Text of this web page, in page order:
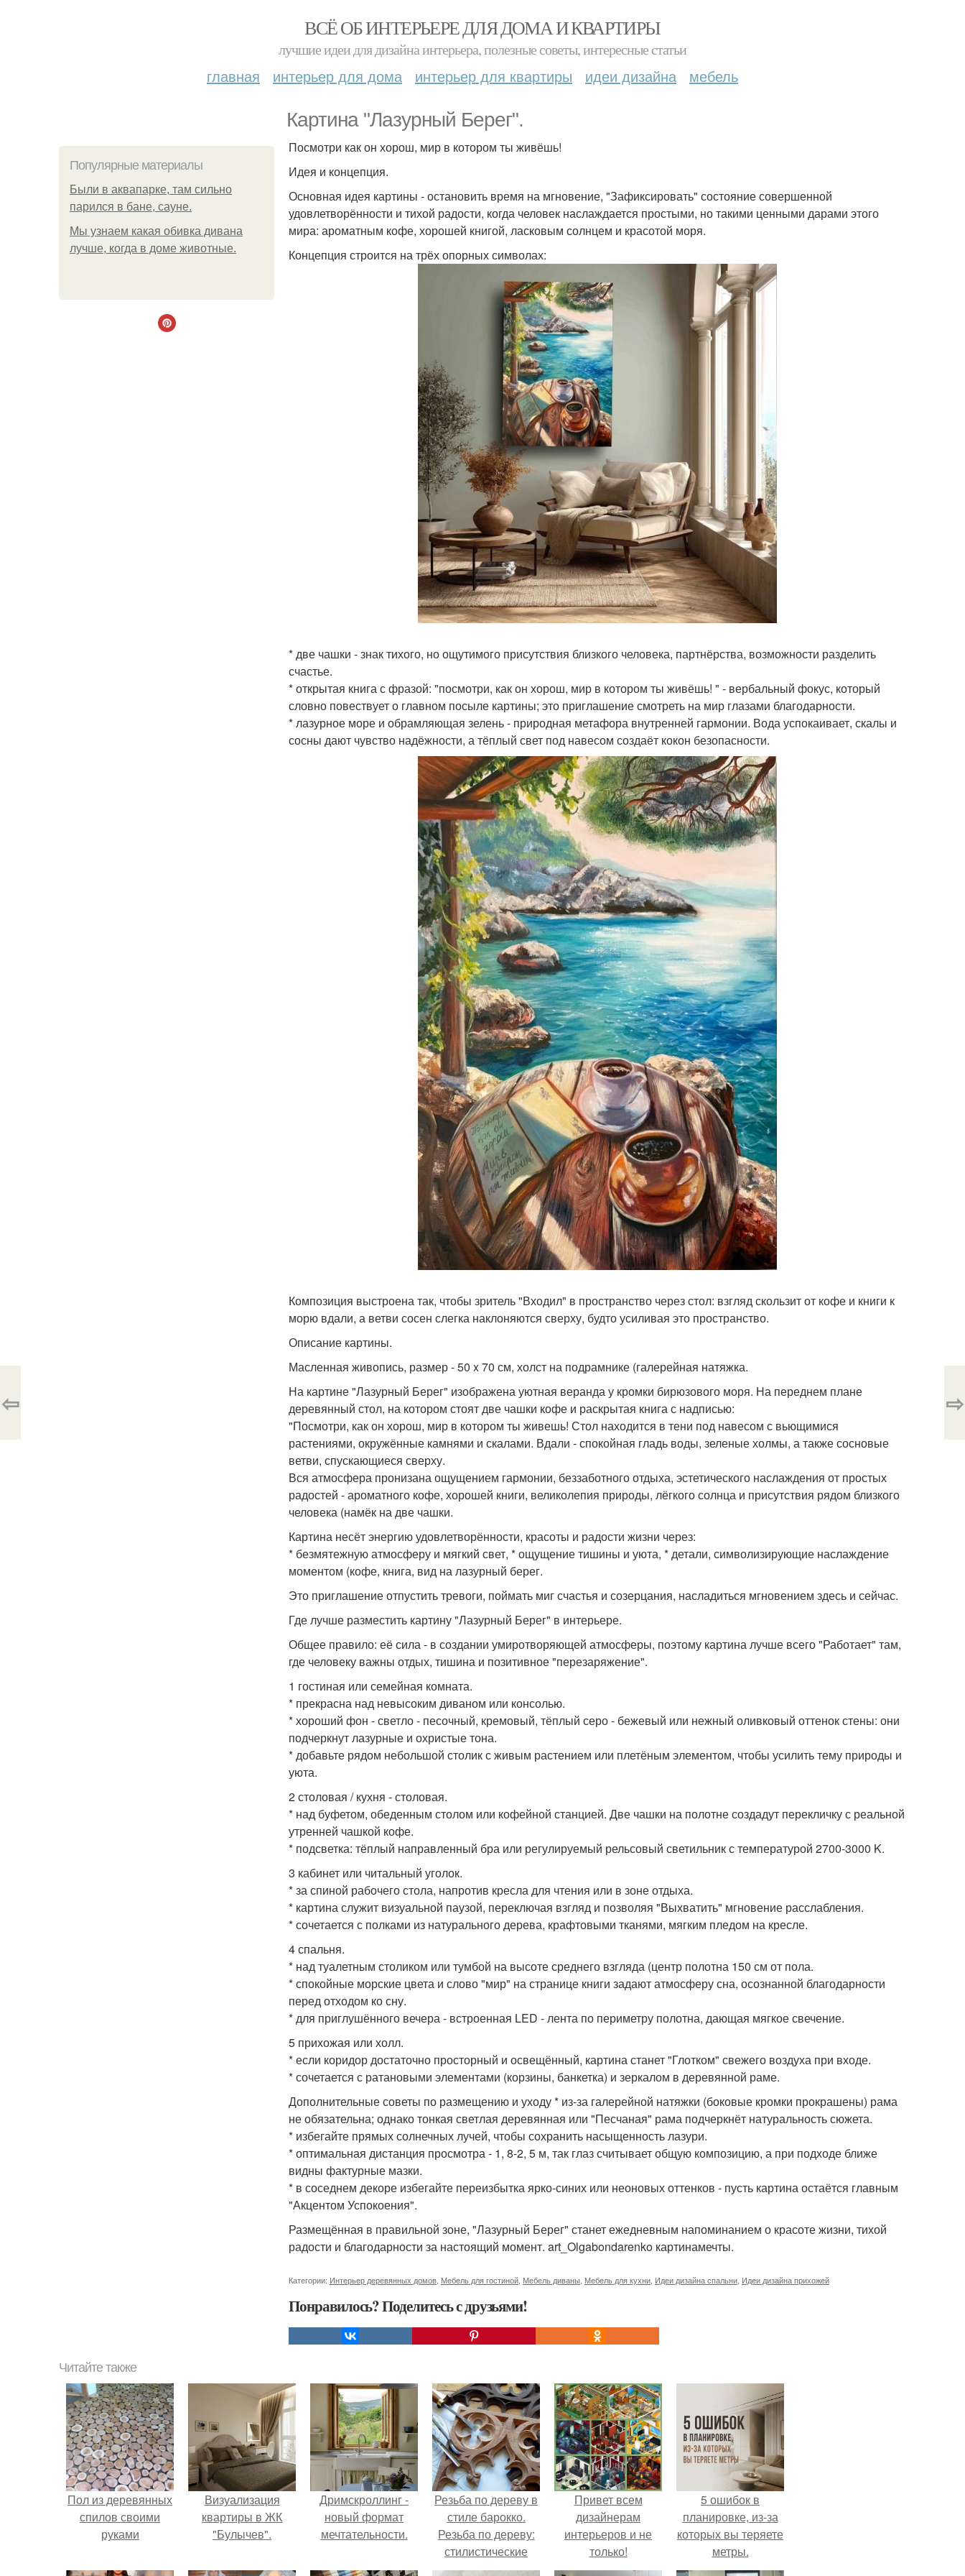
ВСЁ ОБ ИНТЕРЬЕРЕ ДЛЯ ДОМА И КВАРТИРЫ
лучшие идеи для дизайна интерьера, полезные советы, интересные статьи
главная интерьер для дома интерьер для квартиры идеи дизайна мебель
Картина "Лазурный Берег".
Популярные материалы
Были в аквапарке, там сильно
парился в бане, сауне.
Мы узнаем какая обивка дивана
лучше, когда в доме животные.
Посмотри как он хорош, мир в котором ты живёшь!
Идея и концепция.
Основная идея картины - остановить время на мгновение, "Зафиксировать" состояние совершенной
удовлетворённости и тихой радости, когда человек наслаждается простыми, но такими ценными дарами этого
мира: ароматным кофе, хорошей книгой, ласковым солнцем и красотой моря.
Концепция строится на трёх опорных символах:
* две чашки - знак тихого, но ощутимого присутствия близкого человека, партнёрства, возможности разделить
счастье.
* открытая книга с фразой: "посмотри, как он хорош, мир в котором ты живёшь! " - вербальный фокус, который
словно повествует о главном посыле картины; это приглашение смотреть на мир глазами благодарности.
* лазурное море и обрамляющая зелень - природная метафора внутренней гармонии. Вода успокаивает, скалы и
сосны дают чувство надёжности, а тёплый свет под навесом создаёт кокон безопасности.
Композиция выстроена так, чтобы зритель "Входил" в пространство через стол: взгляд скользит от кофе и книги к
морю вдали, а ветви сосен слегка наклоняются сверху, будто усиливая это пространство.
Описание картины.
Масленная живопись, размер - 50 x 70 см, холст на подрамнике (галерейная натяжка.
На картине "Лазурный Берег" изображена уютная веранда у кромки бирюзового моря. На переднем плане
деревянный стол, на котором стоят две чашки кофе и раскрытая книга с надписью:
"Посмотри, как он хорош, мир в котором ты живешь! Стол находится в тени под навесом с вьющимися
растениями, окружённые камнями и скалами. Вдали - спокойная гладь воды, зеленые холмы, а также сосновые
ветви, спускающиеся сверху.
Вся атмосфера пронизана ощущением гармонии, беззаботного отдыха, эстетического наслаждения от простых
радостей - ароматного кофе, хорошей книги, великолепия природы, лёгкого солнца и присутствия рядом близкого
человека (намёк на две чашки.
Картина несёт энергию удовлетворённости, красоты и радости жизни через:
* безмятежную атмосферу и мягкий свет, * ощущение тишины и уюта, * детали, символизирующие наслаждение
моментом (кофе, книга, вид на лазурный берег.
Это приглашение отпустить тревоги, поймать миг счастья и созерцания, насладиться мгновением здесь и сейчас.
Где лучше разместить картину "Лазурный Берег" в интерьере.
Общее правило: её сила - в создании умиротворяющей атмосферы, поэтому картина лучше всего "Работает" там,
где человеку важны отдых, тишина и позитивное "перезаряжение".
1 гостиная или семейная комната.
* прекрасна над невысоким диваном или консолью.
* хороший фон - светло - песочный, кремовый, тёплый серо - бежевый или нежный оливковый оттенок стены: они
подчеркнут лазурные и охристые тона.
* добавьте рядом небольшой столик с живым растением или плетёным элементом, чтобы усилить тему природы и
уюта.
2 столовая / кухня - столовая.
* над буфетом, обеденным столом или кофейной станцией. Две чашки на полотне создадут перекличку с реальной
утренней чашкой кофе.
* подсветка: тёплый направленный бра или регулируемый рельсовый светильник с температурой 2700-3000 K.
3 кабинет или читальный уголок.
* за спиной рабочего стола, напротив кресла для чтения или в зоне отдыха.
* картина служит визуальной паузой, переключая взгляд и позволяя "Выхватить" мгновение расслабления.
* сочетается с полками из натурального дерева, крафтовыми тканями, мягким пледом на кресле.
4 спальня.
* над туалетным столиком или тумбой на высоте среднего взгляда (центр полотна 150 см от пола.
* спокойные морские цвета и слово "мир" на странице книги задают атмосферу сна, осознанной благодарности
перед отходом ко сну.
* для приглушённого вечера - встроенная LED - лента по периметру полотна, дающая мягкое свечение.
5 прихожая или холл.
* если коридор достаточно просторный и освещённый, картина станет "Глотком" свежего воздуха при входе.
* сочетается с ратановыми элементами (корзины, банкетка) и зеркалом в деревянной раме.
Дополнительные советы по размещению и уходу * из-за галерейной натяжки (боковые кромки прокрашены) рама
не обязательна; однако тонкая светлая деревянная или "Песчаная" рама подчеркнёт натуральность сюжета.
* избегайте прямых солнечных лучей, чтобы сохранить насыщенность лазури.
* оптимальная дистанция просмотра - 1, 8-2, 5 м, так глаз считывает общую композицию, а при подходе ближе
видны фактурные мазки.
* в соседнем декоре избегайте переизбытка ярко-синих или неоновых оттенков - пусть картина остаётся главным
"Акцентом Успокоения".
Размещённая в правильной зоне, "Лазурный Берег" станет ежедневным напоминанием о красоте жизни, тихой
радости и благодарности за настоящий момент. art_Olgabondarenko картинамечты.
Категории: Интерьер деревянных домов Мебель для гостиной Мебель диваны Мебель для кухни Идеи дизайна спальни Идеи дизайна прихожей
Понравилось? Поделитесь с друзьями!
⇦ ⇨
Читайте также
Пол из деревянных
спилов своими
руками
Визуализация
квартиры в ЖК
"Булычев".
Дримскроллинг -
новый формат
мечтательности.
Резьба по дереву в
стиле барокко.
Резьба по дереву:
стилистические
направления и
Привет всем
дизайнерам
интерьеров и не
только!
5 ошибок в
планировке, из-за
которых вы теряете
метры.